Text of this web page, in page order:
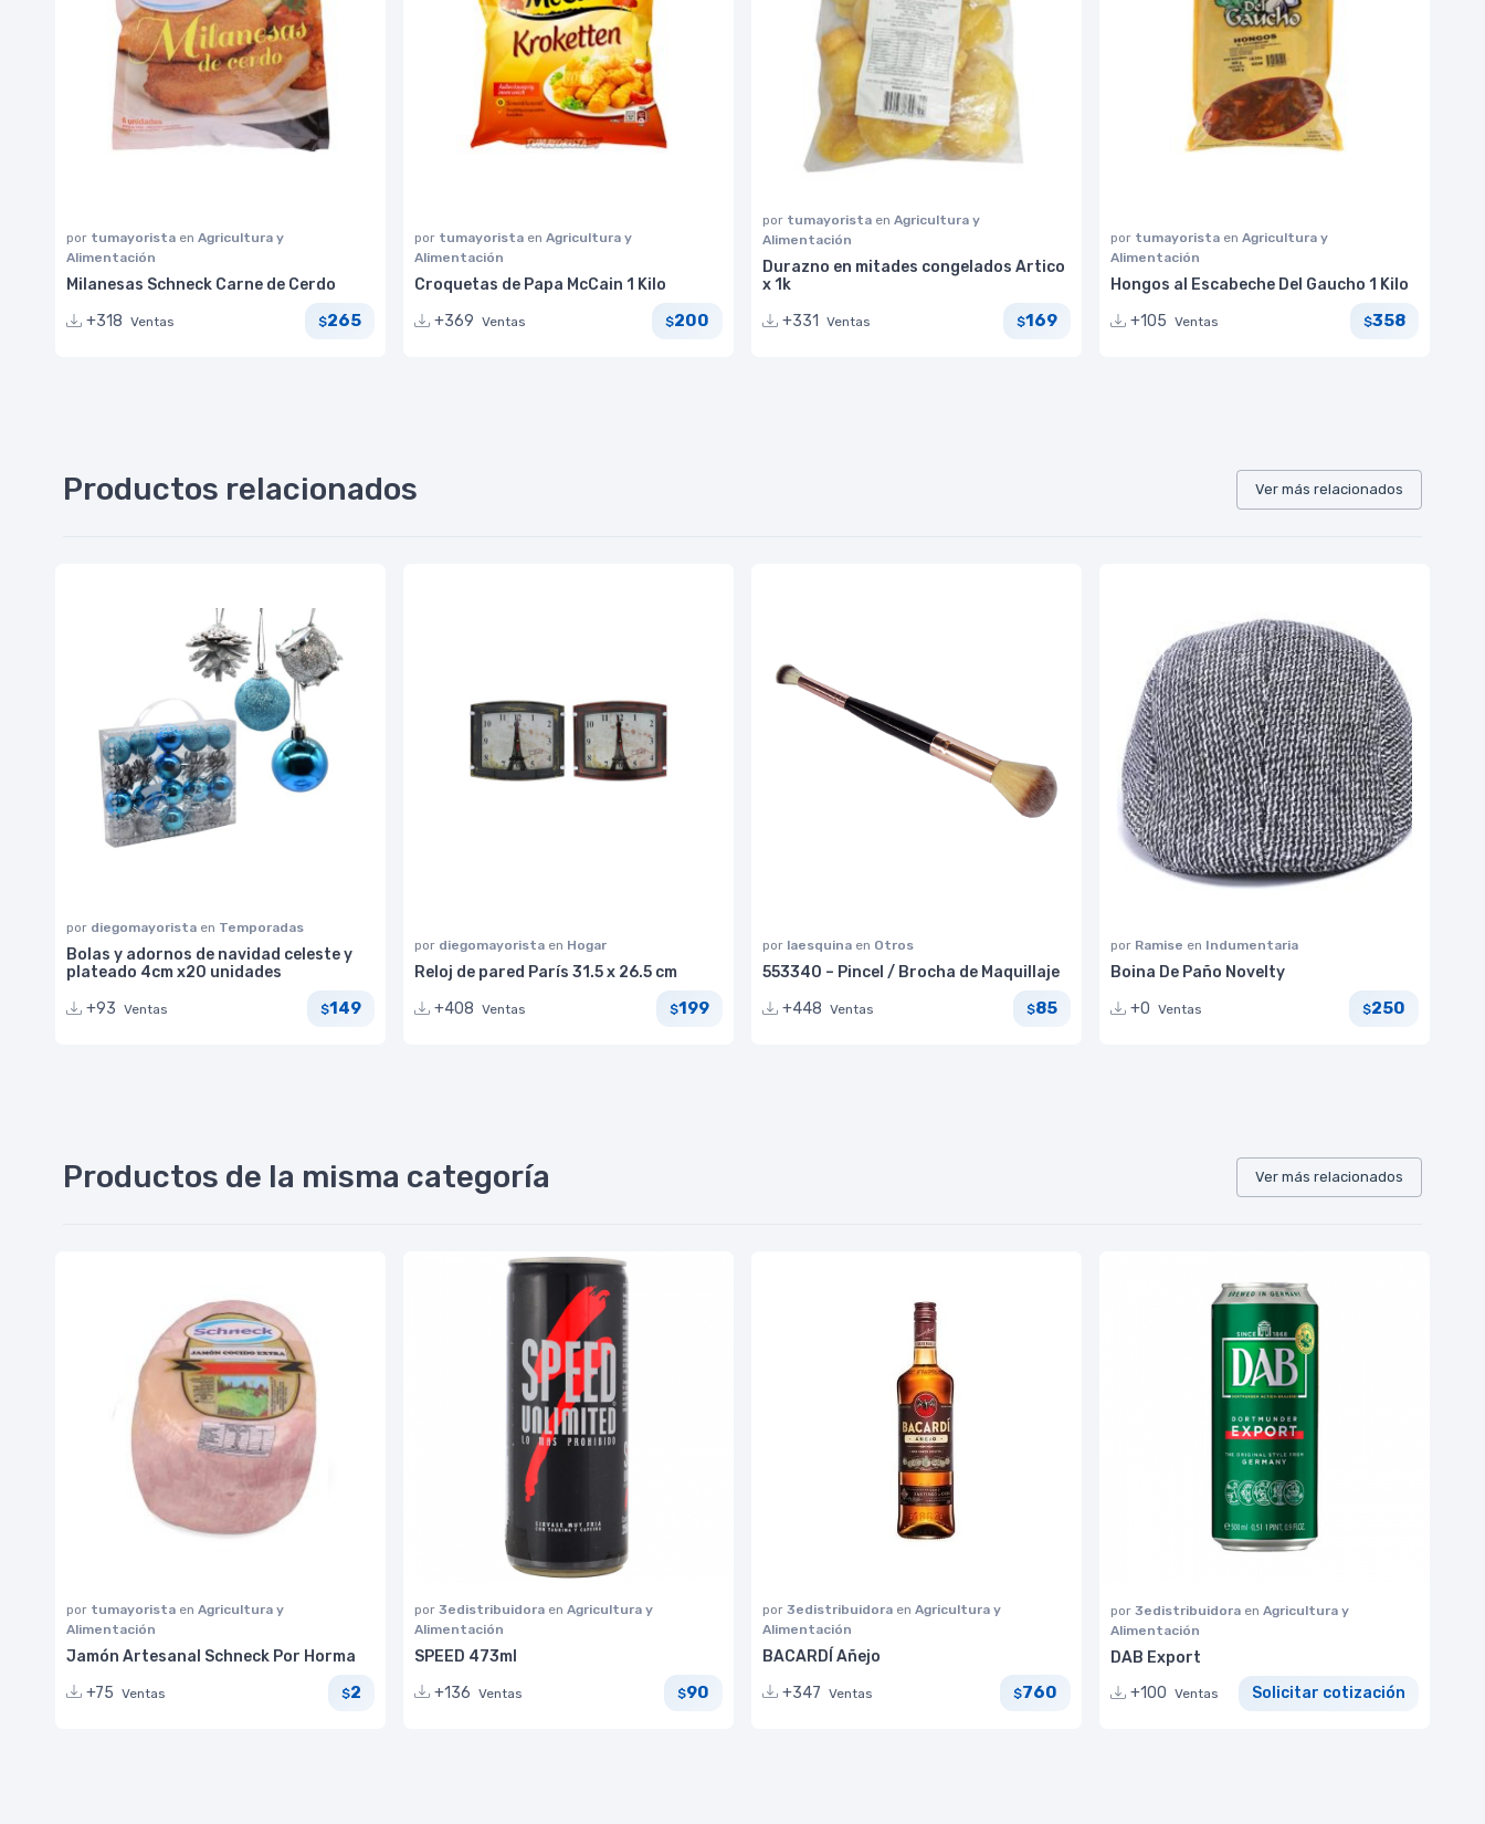
por tumayorista en Agricultura y
Alimentación
Milanesas Schneck Carne de Cerdo
+318 Ventas $265
por tumayorista en Agricultura y
Alimentación
Croquetas de Papa McCain 1 Kilo
+369 Ventas $200
por tumayorista en Agricultura y
Alimentación
Durazno en mitades congelados Artico
x 1k
+331
Ventas $169
por tumayorista en Agricultura y
Alimentación
Hongos al Escabeche Del Gaucho 1 Kilo
+105 Ventas $358
Productos relacionados Ver más relacionados
por diegomayorista en Temporadas
Bolas y adornos de navidad celeste y
plateado 4cm x20 unidades
+93 Ventas $149
por diegomayorista en Hogar
Reloj de pared París 31.5 x 26.5 cm
+408 Ventas $199
por laesquina en Otros
553340 – Pincel / Brocha de Maquillaje
+448 Ventas $85
por Ramise en Indumentaria
Boina De Paño Novelty
+0 Ventas $250
Productos de la misma categoría Ver más relacionados
por tumayorista en Agricultura y
Alimentación
Jamón Artesanal Schneck Por Horma
+75 Ventas $2
por 3edistribuidora en Agricultura y
Alimentación
SPEED 473ml
+136 Ventas $90
por 3edistribuidora en Agricultura y
Alimentación
BACARDÍ Añejo
+347 Ventas $760
por 3edistribuidora en Agricultura y
Alimentación
DAB Export
+100 Ventas Solicitar cotización